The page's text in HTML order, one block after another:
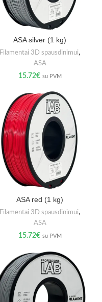
ASA silver (1 kg)
Filamentai 3D spausdinimui,
ASA
15.72€ su PVM
ASA red (1 kg)
Filamentai 3D spausdinimui,
ASA
15.72€ su PVM